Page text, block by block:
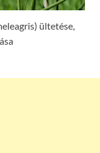
ültetése,